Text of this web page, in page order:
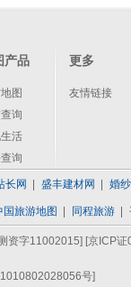
产品
图
询
活
询
更多
友情链接
长网 盛丰建材网 婚
国旅游地图 同程旅游
资字11002015] [京ICP
号]